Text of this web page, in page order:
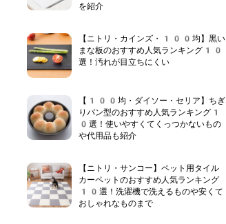
を紹介
【ニトリ・カインズ・100均】黒い
まな板のおすすめ人気ランキング10
選！汚れが目立ちにくい
【100均・ダイソー・セリア】ちぎ
りパン型のおすすめ人気ランキング1
0選！使いやすくてくっつかないもの
や代用品も紹介
【ニトリ・サンコー】ペット用タイル
カーペットのおすすめ人気ランキング
10選！洗濯機で洗えるものや安くて
おしゃれなものまで